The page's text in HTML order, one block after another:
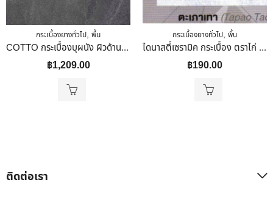
กระเบื้องยางทั่วไป, พื้น
COTTO กระเบื้องบุผนัง ผิวด้าน 60×60 Cm. (24″X24″) เอ็ม-สโตน กราไฟต์ ตัดขอบ
฿1,209.00
กระเบื้องยางทั่วไป, พื้น
ไดนาสตี้เซรามิค กระเบื้อง ตราไก่ ขนาด 30×30 ลายตะเภาเทา
฿190.00
ติดต่อเรา